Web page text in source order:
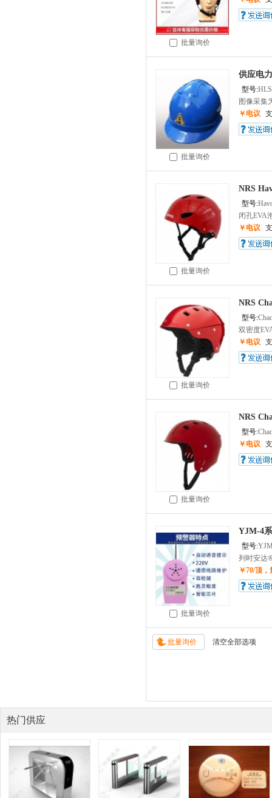
批量询价
批量询价
供应电
型号:
图像采集
￥电议
批量询价
NRS
型号:
闭孔EVA
￥电议
批量询价
NRS
型号:
双密度
￥电议
批量询价
NRS
型号:
￥电议
批量询价
YJM-4
型号:
列时安达
￥70/顶
热门供应